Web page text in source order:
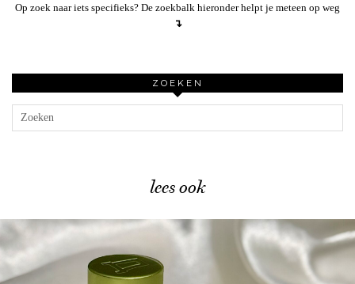
Op zoek naar iets specifieks? De zoekbalk hieronder helpt je meteen op weg
↴
ZOEKEN
lees ook